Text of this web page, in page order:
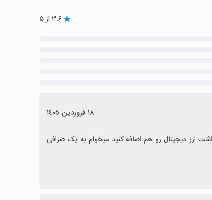
۳.۶ از ۵
١٨ فروردین ١٤٠٥